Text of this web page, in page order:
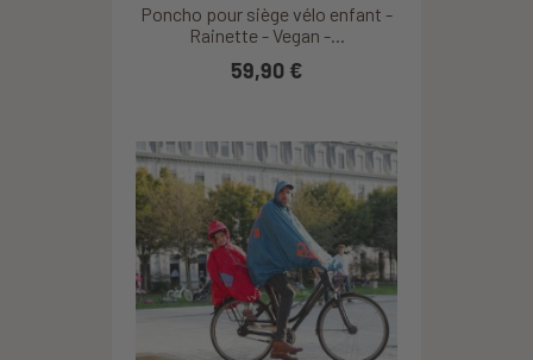
Poncho pour siège vélo enfant -
Rainette - Vegan -...
59,90 €